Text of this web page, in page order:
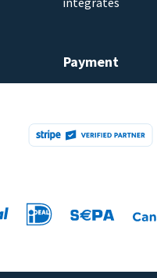
Payment